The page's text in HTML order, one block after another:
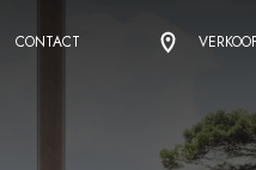
CONTACT